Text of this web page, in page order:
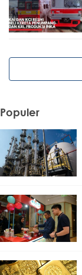
Populer